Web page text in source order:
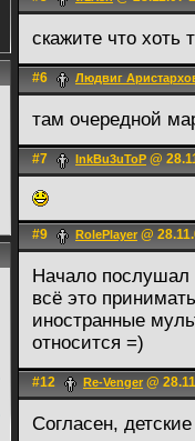
скажите что хоть
#6 Людвиг
там очередной
#7 InkBu3uToP @
#9 RolePlayer @
Начало послушал
всё это
иностранные
относится =)
#12 Re-Venger @
Согласен,